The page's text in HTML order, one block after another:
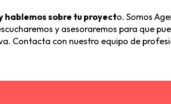
hablemos sobre tu proyecto. Somos
y asesoraremos para que
Contacta con nuestro equipo de